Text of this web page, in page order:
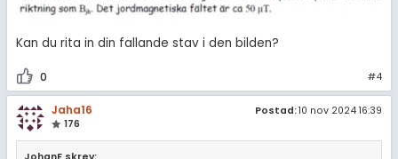
Kan du rita in din fallande stav i den bilden?
0 #4
Jaha16
176
Postad:10 nov 2024 16:39